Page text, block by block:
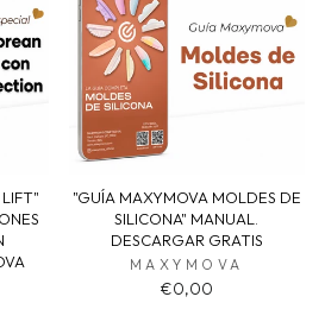
"GUÍA MAXYMOVA MOLDES DE
SILICONA" MANUAL.
DESCARGAR GRATIS
MAXYMOVA
€0,00